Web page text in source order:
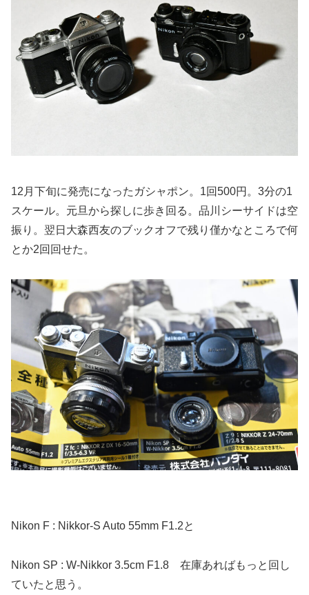
12月下旬に発売になったガシャポン。1回500円。3分の1
スケール。元旦から探しに歩き回る。品川シーサイドは空
振り。翌日大森西友のブックオフで残り僅かなところで何
とか2回回せた。
Nikon F : Nikkor-S Auto 55mm F1.2と
Nikon SP : W-Nikkor 3.5cm F1.8 在庫あればもっと回し
ていたと思う。